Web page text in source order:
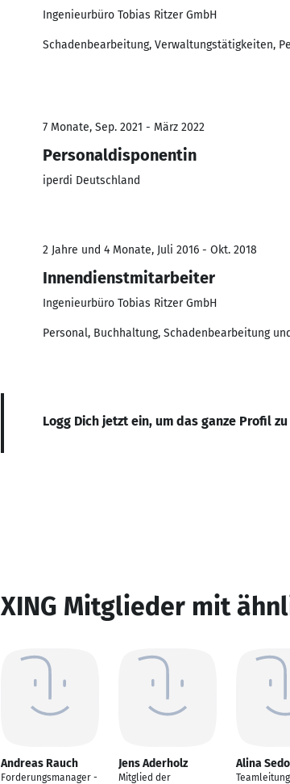
Ingenieurbüro Tobias Ritzer GmbH
Schadenbearbeitung, Verwaltungstätigkeiten,
7 Monate, Sep. 2021 - März 2022
Personaldisponentin
iperdi Deutschland
2 Jahre und 4 Monate, Juli 2016 - Okt. 2018
Innendienstmitarbeiter
Ingenieurbüro Tobias Ritzer GmbH
Personal, Buchhaltung, Schadenbearbeitung
Logg Dich jetzt ein, um das ganze Profil
XING Mitglieder mit
Andreas Rauch
Forderungsmanager -
Jens Aderholz
Mitglied der
Alina